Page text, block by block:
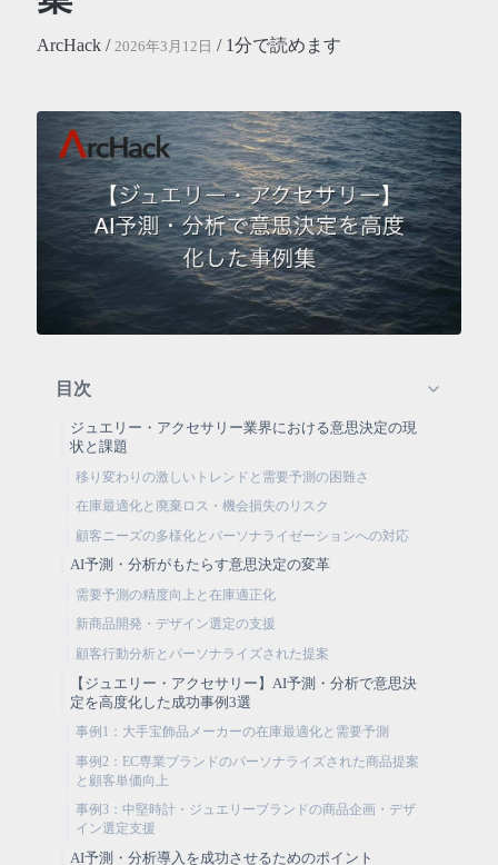
ArcHack / 2026年3月12日 / 1分で読めます
目次
ジュエリー・アクセサリー業界における意思決定の現
状と課題
移り変わりの激しいトレンドと需要予測の困難さ
在庫最適化と廃棄ロス・機会損失のリスク
顧客ニーズの多様化とパーソナライゼーションへの対応
AI予測・分析がもたらす意思決定の変革
需要予測の精度向上と在庫適正化
新商品開発・デザイン選定の支援
顧客行動分析とパーソナライズされた提案
【ジュエリー・アクセサリー】AI予測・分析で意思決
定を高度化した成功事例3選
事例1：大手宝飾品メーカーの在庫最適化と需要予測
事例2：EC専業ブランドのパーソナライズされた商品提案
と顧客単価向上
事例3：中堅時計・ジュエリーブランドの商品企画・デザ
イン選定支援
AI予測・分析導入を成功させるためのポイント